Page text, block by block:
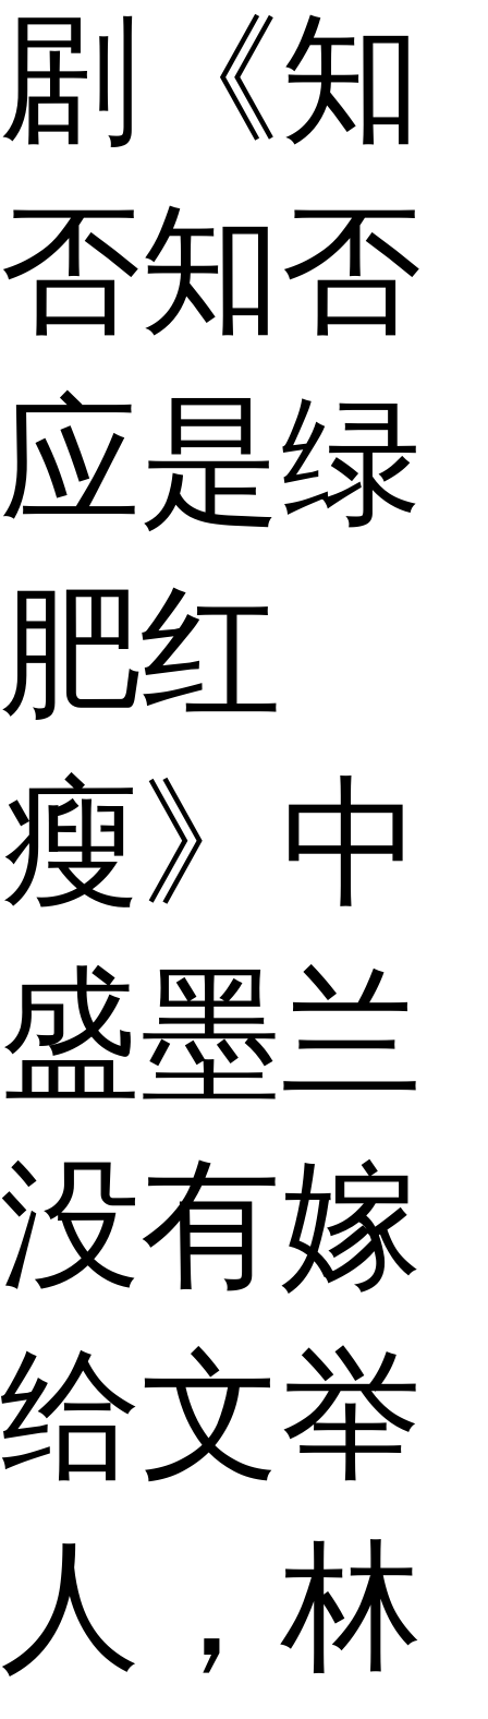
剧《知
否知否
应是绿
肥红
瘦》中
盛墨兰
没有嫁
给文举
人，林